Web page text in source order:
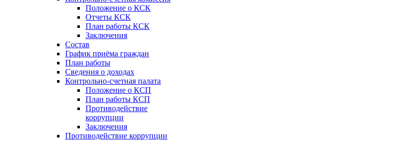
Положение о КСК
Отчеты КСК
План работы КСК
Заключения
Состав
График приёма граждан
План работы
Сведения о доходах
Контрольно-счетная палата
Положение о КСП
План работы КСП
Противодействие
коррупции
Заключения
Противодействие коррупции